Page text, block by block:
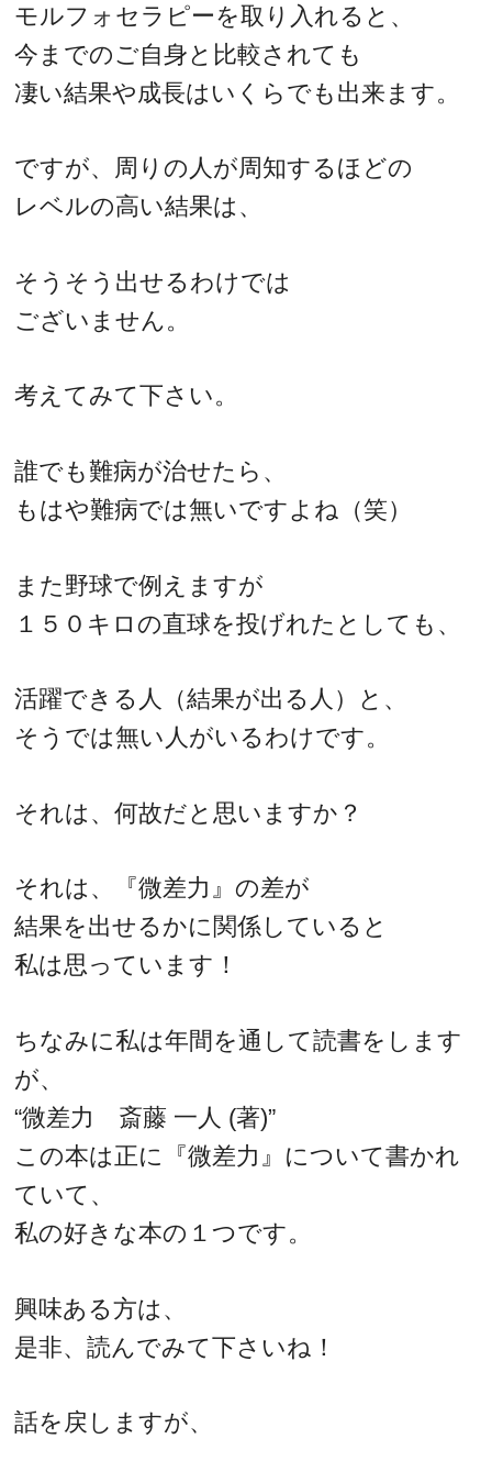
モルフォセラピーを取り入れると、
今までのご自身と比較されても
凄い結果や成長はいくらでも出来ます。
ですが、周りの人が周知するほどの
レベルの高い結果は、
そうそう出せるわけでは
ございません。
考えてみて下さい。
誰でも難病が治せたら、
もはや難病では無いですよね（笑）
また野球で例えますが
１５０キロの直球を投げれたとしても、
活躍できる人（結果が出る人）と、
そうでは無い人がいるわけです。
それは、何故だと思いますか？
それは、『微差力』の差が
結果を出せるかに関係していると
私は思っています！
ちなみに私は年間を通して読書をします
が、
“微差力 斎藤 一人 (著)”
この本は正に『微差力』について書かれ
ていて、
私の好きな本の１つです。
興味ある方は、
是非、読んでみて下さいね！
話を戻しますが、